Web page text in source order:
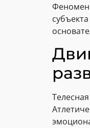
Феномен